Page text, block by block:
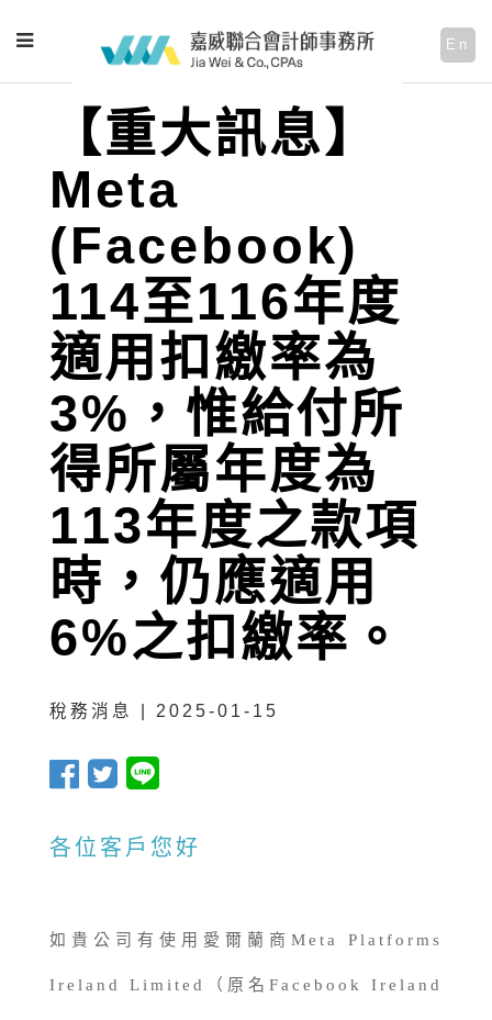
En
【重大訊息】
Meta
(Facebook)
114至116年度
適用扣繳率為
3%，惟給付所
得所屬年度為
113年度之款項
時，仍應適用
6%之扣繳率。
稅務消息 | 2025-01-15
各位客戶您好
如貴公司有使用愛爾蘭商Meta Platforms
Ireland Limited（原名Facebook Ireland